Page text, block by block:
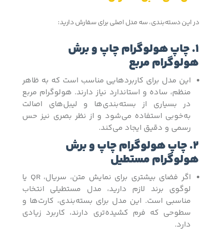
در این دسته‌بندی، سه مدل اصلی برای سفارش دارید:
1. چاپ هولوگرام چاپ و برش
هولوگرام مربع
این مدل برای کاربردهایی مناسب است که به ظاهر
منظم، ساده و استاندارد نیاز دارند. هولوگرام مربع
در بسیاری از بسته‌بندی‌ها و لیبل‌های اصالت
به‌خوبی استفاده می‌شود و از نظر بصری نیز حس
رسمی و دقیق ایجاد می‌کند.
2. چاپ هولوگرام چاپ و برش
هولوگرام مستطیل
اگر فضای بیشتری برای نمایش متن، سریال، QR یا
لوگوی برند لازم دارید، مدل مستطیلی انتخاب
مناسبی است. این مدل برای بسته‌بندی، کارت‌ها و
سطوحی که فرم کشیده‌تری دارند، کاربرد زیادی
دارد.